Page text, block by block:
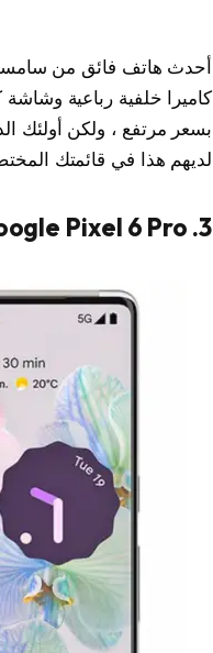
لديهم هذا في قائمتك
3. Google Pixel 6 Pro